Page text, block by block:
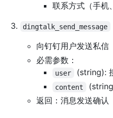
联系方式（手机
dingtalk_send_message
向钉钉用户发送私信
必需参数：
user (string):
content
返回：消息发送确认